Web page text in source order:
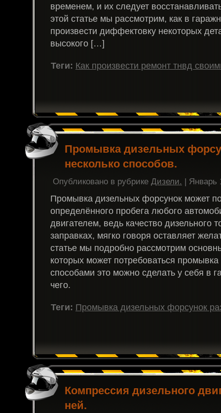
временем, и их следует
этой статье мы рассмотрим, как в
произвести диффектовку некоторых
высокого […]
Теги: Как произвести ремонт тнвд
Промывка дизельных
несколько способов.
Опубликовано в рубрике Дизели. | Январь
Промывка дизельных форсунок может
определённого пробега любого
двигателем, ведь качество дизельного
заправках, мягко говоря оставляет
статье мы подробно рассмотрим
которых может потребоваться
способами это можно сделать у себя в
чего.
Теги: Промывка дизельных форсунок
Компрессия дизельного
ней.